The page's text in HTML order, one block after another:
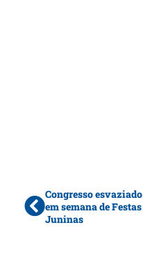
Congresso esvaziado
em semana de Festas
Juninas